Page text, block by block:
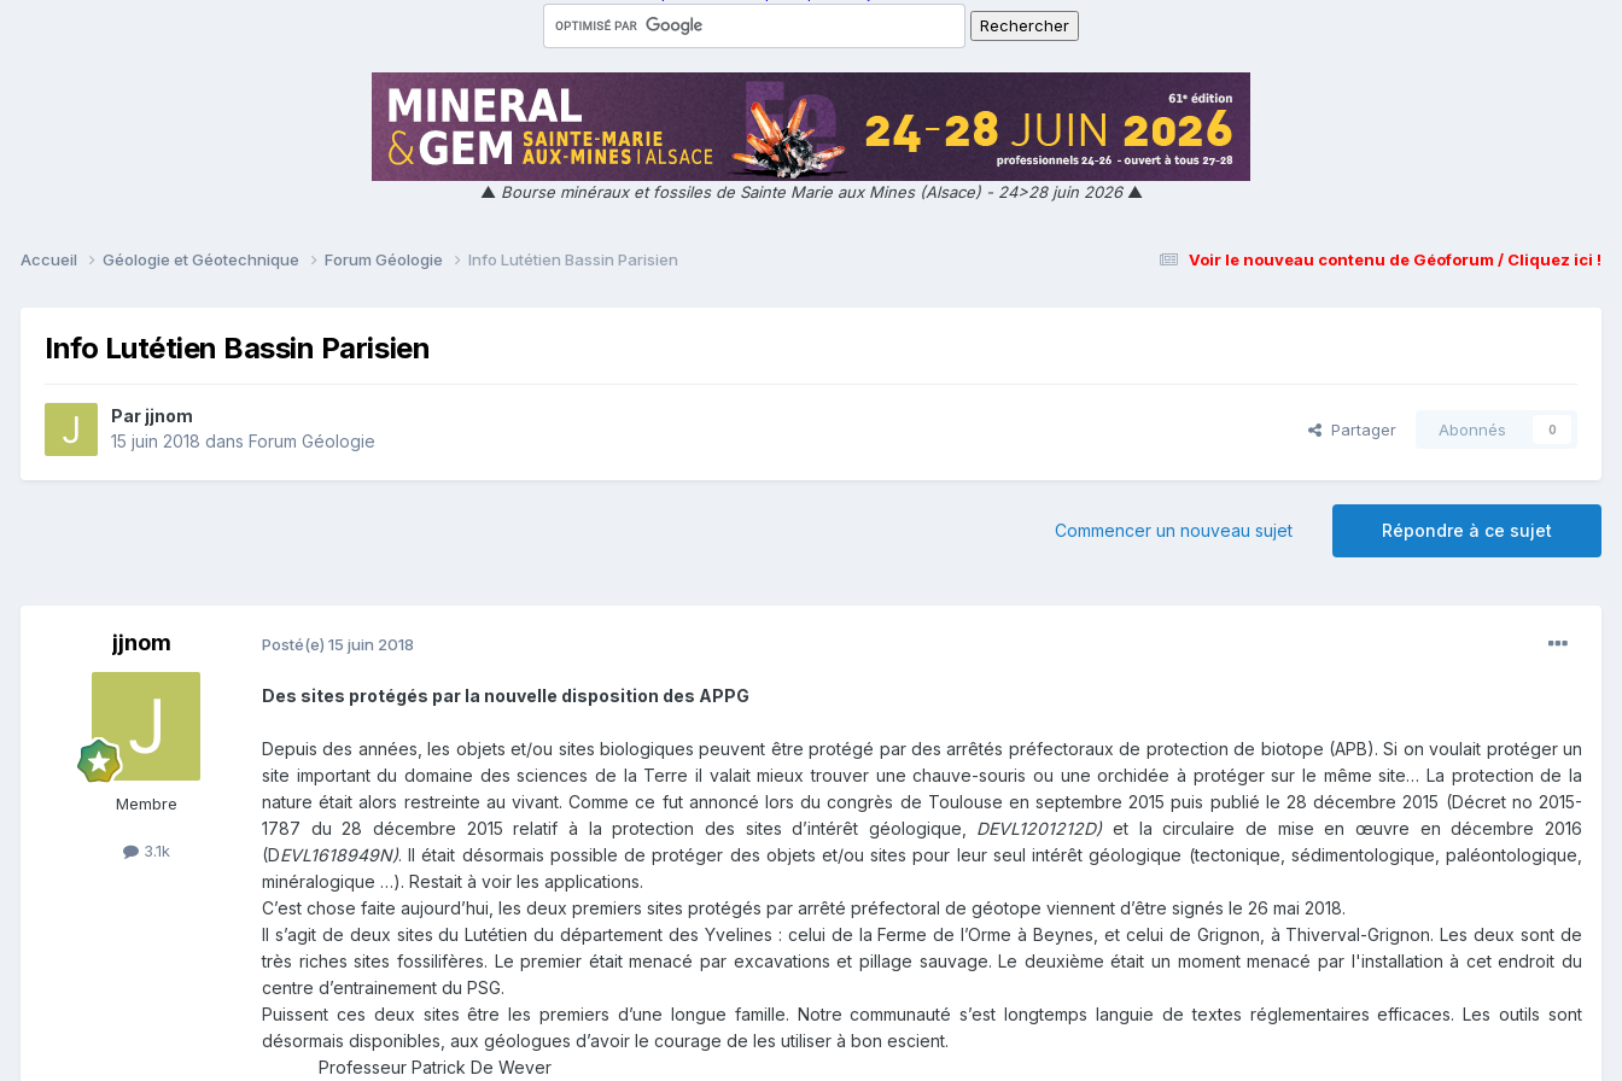
▲ Bourse minéraux et fossiles de Sainte Marie aux Mines (Alsace) - 24>28 juin 2026▲
Voir le nouveau contenu de Géoforum / Cliquez ici !
Accueil Géologie et Géotechnique Forum Géologie Info Lutétien Bassin Parisien
Info Lutétien Bassin Parisien
Par jjnom
15 juin 2018 dans Forum Géologie
Partager Abonnés 0
Répondre à ce sujet
Commencer un nouveau sujet
jjnom
Membre
3.1k
Posté(e) 15 juin 2018
Des sites protégés par la nouvelle disposition des APPG
Depuis des années, les objets et/ou sites biologiques peuvent être protégé par des arrêtés préfectoraux de protection de biotope (APB). Si on voulait protéger un
site important du domaine des sciences de la Terre il valait mieux trouver une chauve-souris ou une orchidée à protéger sur le même site… La protection de la
nature était alors restreinte au vivant. Comme ce fut annoncé lors du congrès de Toulouse en septembre 2015 puis publié le 28 décembre 2015 (Décret no 2015-
1787 du 28 décembre 2015 relatif à la protection des sites d’intérêt géologique, DEVL1201212D)et la circulaire de mise en œuvre en décembre 2016
(DEVL1618949N). Il était désormais possible de protéger des objets et/ou sites pour leur seul intérêt géologique (tectonique, sédimentologique, paléontologique,
minéralogique …). Restait à voir les applications.
C’est chose faite aujourd’hui, les deux premiers sites protégés par arrêté préfectoral de géotope viennent d’être signés le 26 mai 2018.
Il s’agit de deux sites du Lutétien du département des Yvelines : celui de la Ferme de l’Orme à Beynes, et celui de Grignon, à Thiverval-Grignon. Les deux sont de
très riches sites fossilifères. Le premier était menacé par excavations et pillage sauvage. Le deuxième était un moment menacé par l'installation à cet endroit du
centre d’entrainement du PSG.
Puissent ces deux sites être les premiers d’une longue famille. Notre communauté s’est longtemps languie de textes réglementaires efficaces. Les outils sont
désormais disponibles, aux géologues d’avoir le courage de les utiliser à bon escient.
Professeur Patrick De Wever